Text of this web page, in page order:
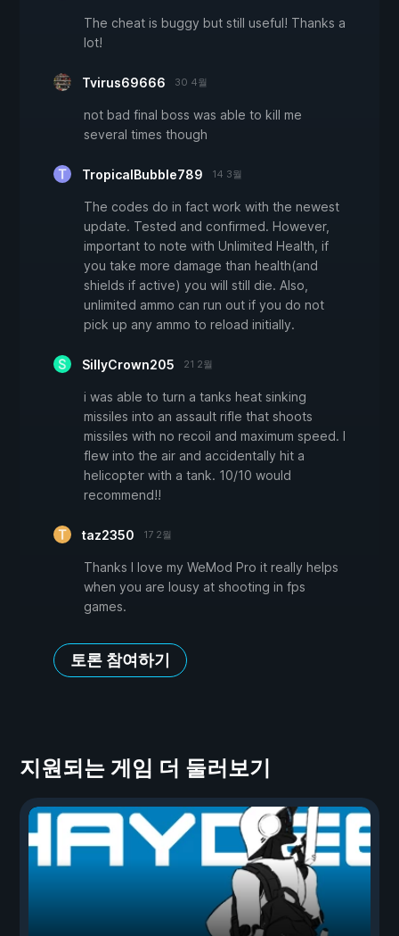
The cheat is buggy but still useful! Thanks a
lot!
Tvirus69666 30 4월
not bad final boss was able to kill me
several times though
TropicalBubble789 14 3월
The codes do in fact work with the newest
update. Tested and confirmed. However,
important to note with Unlimited Health, if
you take more damage than health(and
shields if active) you will still die. Also,
unlimited ammo can run out if you do not
pick up any ammo to reload initially.
SillyCrown205 21 2월
i was able to turn a tanks heat sinking
missiles into an assault rifle that shoots
missiles with no recoil and maximum speed. I
flew into the air and accidentally hit a
helicopter with a tank. 10/10 would
recommend!!
taz2350 17 2월
Thanks I love my WeMod Pro it really helps
when you are lousy at shooting in fps
games.
토론 참여하기
지원되는 게임 더 둘러보기